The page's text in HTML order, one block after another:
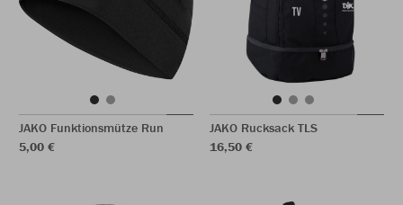
JAKO Funktionsmütze Run
5,00 €
JAKO Rucksack TLS
16,50 €